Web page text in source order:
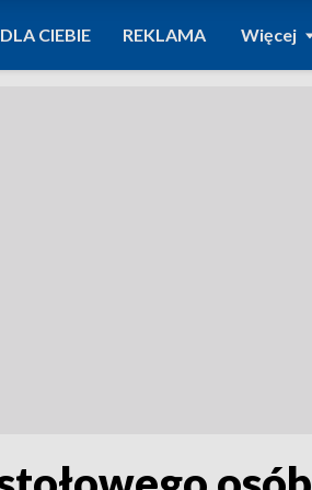
CIEBIE REKLAMA Więcej